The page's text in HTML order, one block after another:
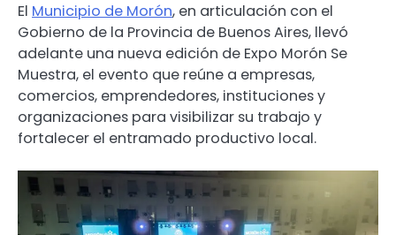
El Municipio de Morón, en articulación con el
Gobierno de la Provincia de Buenos Aires, llevó
adelante una nueva edición de Expo Morón Se
Muestra, el evento que reúne a empresas,
comercios, emprendedores, instituciones y
organizaciones para visibilizar su trabajo y
fortalecer el entramado productivo local.